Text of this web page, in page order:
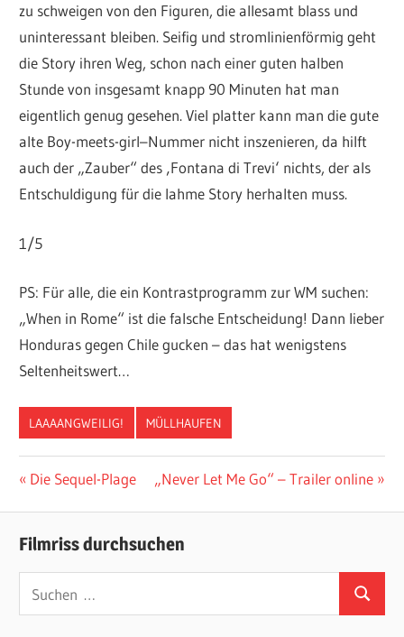
zu schweigen von den Figuren, die allesamt blass und
uninteressant bleiben. Seifig und stromlinienförmig geht
die Story ihren Weg, schon nach einer guten halben
Stunde von insgesamt knapp 90 Minuten hat man
eigentlich genug gesehen. Viel platter kann man die gute
alte Boy-meets-girl–Nummer nicht inszenieren, da hilft
auch der „Zauber“ des ‚Fontana di Trevi‘ nichts, der als
Entschuldigung für die lahme Story herhalten muss.
1/5
PS: Für alle, die ein Kontrastprogramm zur WM suchen:
„When in Rome“ ist die falsche Entscheidung! Dann lieber
Honduras gegen Chile gucken – das hat wenigstens
Seltenheitswert…
LAAAANGWEILIG! MÜLLHAUFEN
Beitragsnavigation
Vorheriger
Die Sequel-Plage
Nächster
„Never Let Me Go“ – Trailer online
Filmriss durchsuchen
nach:
Suchen